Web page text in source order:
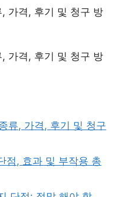
가격, 후기 및 청구 방
가격, 후기 및 청구 방
류, 가격, 후기 및 청구
점, 효과 및 부작용 총